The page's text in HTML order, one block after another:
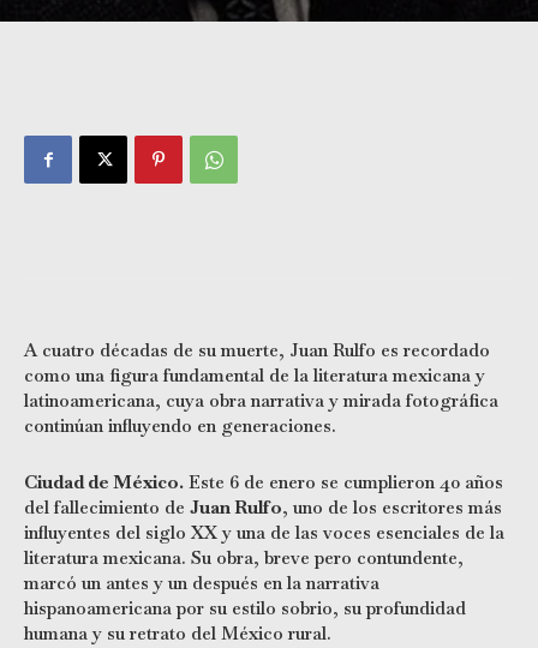
A cuatro décadas de su muerte, Juan Rulfo es recordado
como una figura fundamental de la literatura mexicana y
latinoamericana, cuya obra narrativa y mirada fotográfica
continúan influyendo en generaciones.
Ciudad de México. Este 6 de enero se cumplieron 40 años
del fallecimiento de Juan Rulfo, uno de los escritores más
influyentes del siglo XX y una de las voces esenciales de la
literatura mexicana. Su obra, breve pero contundente,
marcó un antes y un después en la narrativa
hispanoamericana por su estilo sobrio, su profundidad
humana y su retrato del México rural.